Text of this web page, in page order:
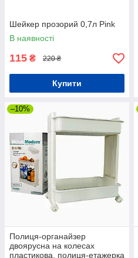
Шейкер прозорий 0,7л Pink
В наявності
115 ₴ 220 ₴
Купити
–10%
Полиця-органайзер
двоярусна на колесах
пластикова, полиця-етажерка